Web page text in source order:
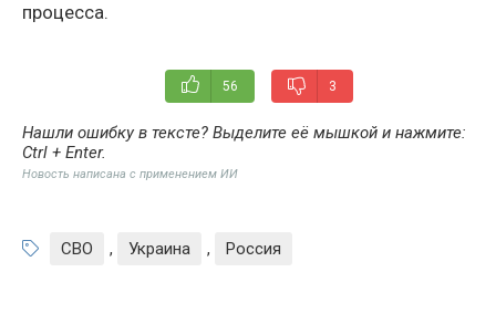
процесса.
56 3
Нашли ошибку в тексте? Выделите её мышкой и нажмите:
Ctrl + Enter.
Новость написана с применением ИИ
СВО , Украина , Россия